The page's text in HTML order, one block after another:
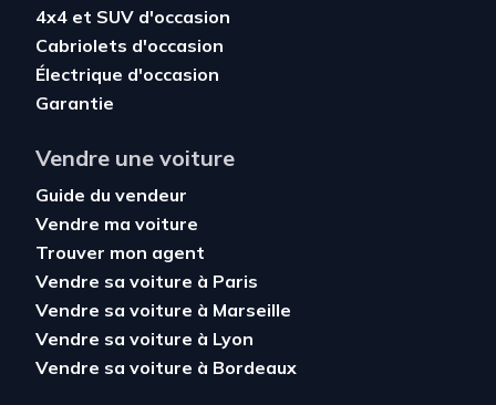
4x4 et SUV d'occasion
Cabriolets d'occasion
Électrique d'occasion
Garantie
Vendre une voiture
Guide du vendeur
Vendre ma voiture
Trouver mon agent
Vendre sa voiture à Paris
Vendre sa voiture à Marseille
Vendre sa voiture à Lyon
Vendre sa voiture à Bordeaux